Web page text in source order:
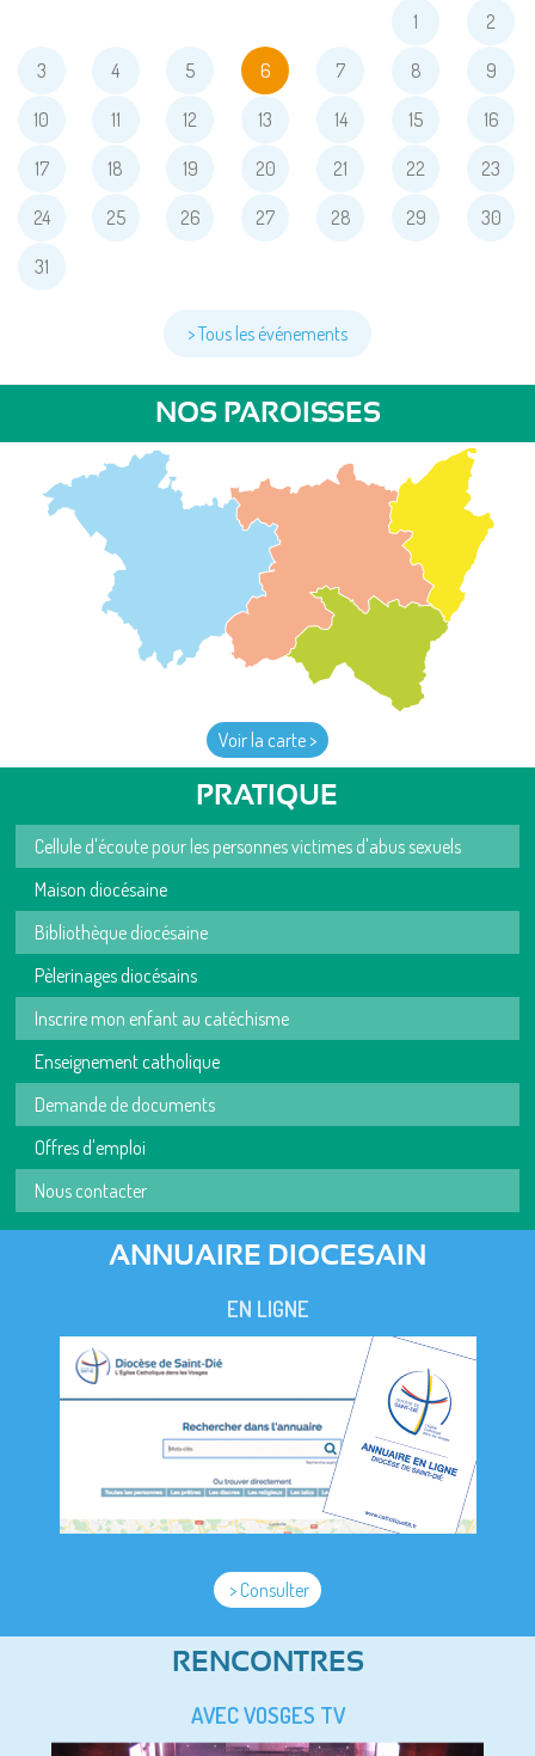
1
2
3 4 5 6 7 8 9
10 11 12 13 14 15 16
17 18 19 20 21 22 23
24 25 26 27 28 29 30
31
> Tous les événements
NOS PAROISSES
Voir la carte >
PRATIQUE
Cellule d'écoute pour les personnes victimes d'abus sexuels
Maison diocésaine
Bibliothèque diocésaine
Pèlerinages diocésains
Inscrire mon enfant au catéchisme
Enseignement catholique
Demande de documents
Offres d'emploi
Nous contacter
ANNUAIRE DIOCESAIN
EN LIGNE
> Consulter
RENCONTRES
AVEC VOSGES TV